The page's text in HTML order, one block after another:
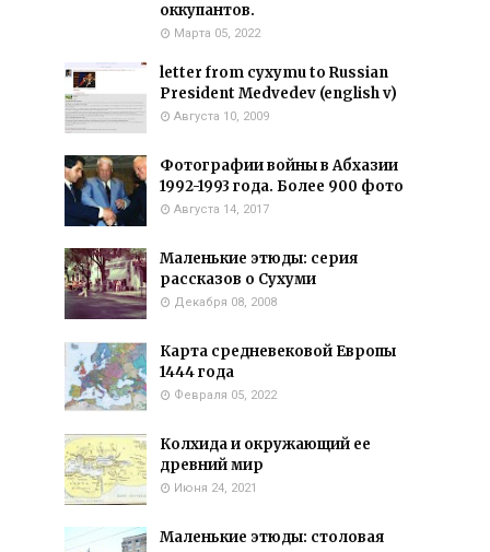
оккупантов.
Марта 05, 2022
letter from cyxymu to Russian
President Medvedev (english v)
Августа 10, 2009
Фотографии войны в Абхазии
1992-1993 года. Более 900 фото
Августа 14, 2017
Маленькие этюды: серия
рассказов о Сухуми
Декабря 08, 2008
Карта средневековой Европы
1444 года
Февраля 05, 2022
Колхида и окружающий ее
древний мир
Июня 24, 2021
Маленькие этюды: столовая